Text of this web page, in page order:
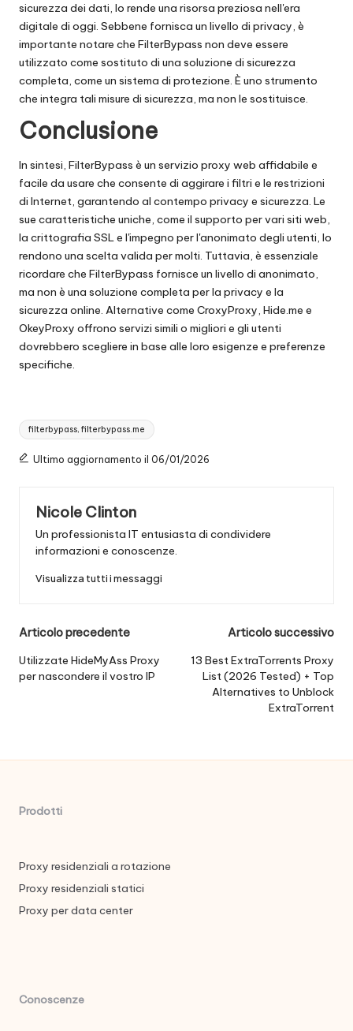
sicurezza dei dati, lo rende una risorsa preziosa nell'era
digitale di oggi. Sebbene fornisca un livello di privacy, è
importante notare che FilterBypass non deve essere
utilizzato come sostituto di una soluzione di sicurezza
completa, come un sistema di protezione. È uno strumento
che integra tali misure di sicurezza, ma non le sostituisce.
Conclusione
In sintesi, FilterBypass è un servizio proxy web affidabile e
facile da usare che consente di aggirare i filtri e le restrizioni
di Internet, garantendo al contempo privacy e sicurezza. Le
sue caratteristiche uniche, come il supporto per vari siti web,
la crittografia SSL e l'impegno per l'anonimato degli utenti, lo
rendono una scelta valida per molti. Tuttavia, è essenziale
ricordare che FilterBypass fornisce un livello di anonimato,
ma non è una soluzione completa per la privacy e la
sicurezza online. Alternative come CroxyProxy, Hide.me e
OkeyProxy offrono servizi simili o migliori e gli utenti
dovrebbero scegliere in base alle loro esigenze e preferenze
specifiche.
Tag:
filterbypass, filterbypass.me
Ultimo aggiornamento il 06/01/2026
Nicole Clinton
Un professionista IT entusiasta di condividere
informazioni e conoscenze.
Visualizza tutti i messaggi
Navigazione
posticipata
Articolo precedente
Utilizzate HideMyAss Proxy
per nascondere il vostro IP
Articolo successivo
13 Best ExtraTorrents Proxy
List (2026 Tested) + Top
Alternatives to Unblock
ExtraTorrent
Prodotti
Proxy residenziali a rotazione
Proxy residenziali statici
Proxy per data center
Conoscenze